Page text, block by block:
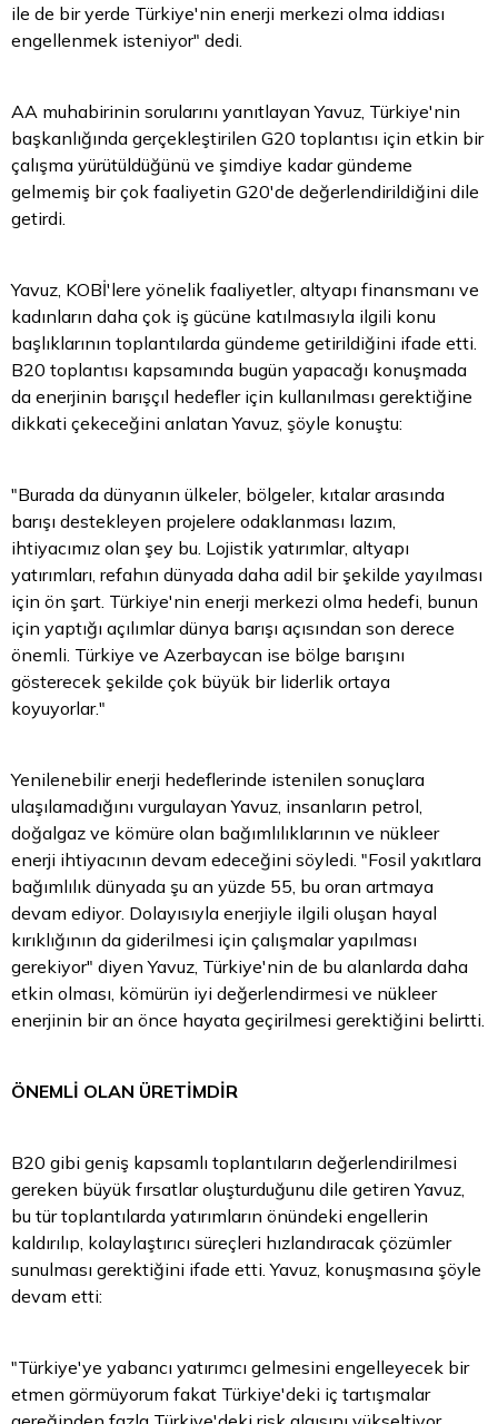
ile de bir yerde Türkiye'nin enerji merkezi olma iddiası
engellenmek isteniyor" dedi.
AA muhabirinin sorularını yanıtlayan Yavuz, Türkiye'nin
başkanlığında gerçekleştirilen G20 toplantısı için etkin bir
çalışma yürütüldüğünü ve şimdiye kadar gündeme
gelmemiş bir çok faaliyetin G20'de değerlendirildiğini dile
getirdi.
Yavuz, KOBİ'lere yönelik faaliyetler, altyapı finansmanı ve
kadınların daha çok iş gücüne katılmasıyla ilgili konu
başlıklarının toplantılarda gündeme getirildiğini ifade etti.
B20 toplantısı kapsamında bugün yapacağı konuşmada
da enerjinin barışçıl hedefler için kullanılması gerektiğine
dikkati çekeceğini anlatan Yavuz, şöyle konuştu:
"Burada da dünyanın ülkeler, bölgeler, kıtalar arasında
barışı destekleyen projelere odaklanması lazım,
ihtiyacımız olan şey bu. Lojistik yatırımlar, altyapı
yatırımları, refahın dünyada daha adil bir şekilde yayılması
için ön şart. Türkiye'nin enerji merkezi olma hedefi, bunun
için yaptığı açılımlar dünya barışı açısından son derece
önemli. Türkiye ve Azerbaycan ise bölge barışını
gösterecek şekilde çok büyük bir liderlik ortaya
koyuyorlar."
Yenilenebilir enerji hedeflerinde istenilen sonuçlara
ulaşılamadığını vurgulayan Yavuz, insanların petrol,
doğalgaz ve kömüre olan bağımlılıklarının ve nükleer
enerji ihtiyacının devam edeceğini söyledi. "Fosil yakıtlara
bağımlılık dünyada şu an yüzde 55, bu oran artmaya
devam ediyor. Dolayısıyla enerjiyle ilgili oluşan hayal
kırıklığının da giderilmesi için çalışmalar yapılması
gerekiyor" diyen Yavuz, Türkiye'nin de bu alanlarda daha
etkin olması, kömürün iyi değerlendirmesi ve nükleer
enerjinin bir an önce hayata geçirilmesi gerektiğini belirtti.
ÖNEMLİ OLAN ÜRETİMDİR
B20 gibi geniş kapsamlı toplantıların değerlendirilmesi
gereken büyük fırsatlar oluşturduğunu dile getiren Yavuz,
bu tür toplantılarda yatırımların önündeki engellerin
kaldırılıp, kolaylaştırıcı süreçleri hızlandıracak çözümler
sunulması gerektiğini ifade etti. Yavuz, konuşmasına şöyle
devam etti:
"Türkiye'ye yabancı yatırımcı gelmesini engelleyecek bir
etmen görmüyorum fakat Türkiye'deki iç tartışmalar